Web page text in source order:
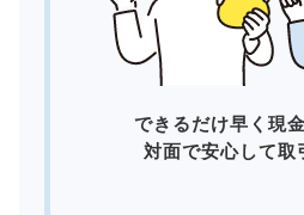
できるだけ早く現
対面で安心して取